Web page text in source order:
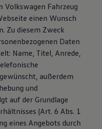
Volkswagen Fahrzeug
einen Wunsch
Zu diesem Zweck
Daten
Name, Titel, Anrede,
außerdem
und
auf der Grundlage
(Art. 6 Abs. 1
eines Angebots durch